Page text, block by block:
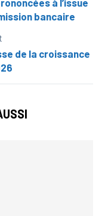
bancaire
de la croissance